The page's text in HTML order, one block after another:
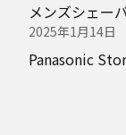
メンズシェー
2025年1月14日
Panasonic